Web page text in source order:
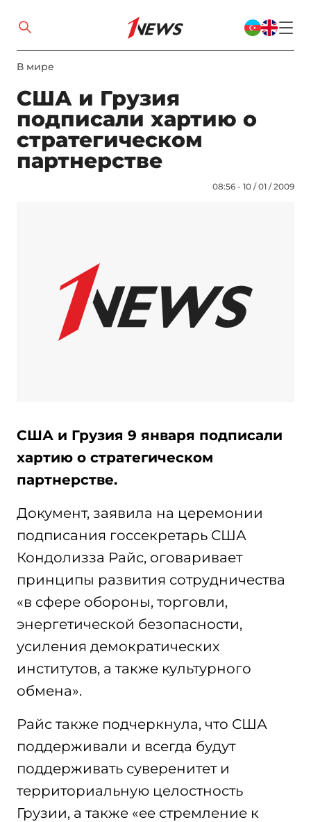
В мире
США и Грузия
подписали хартию о
стратегическом
партнерстве
08:56 - 10 / 01 / 2009
США и Грузия 9 января подписали
хартию о стратегическом
партнерстве.
Документ, заявила на церемонии
подписания госсекретарь США
Кондолизза Райс, оговаривает
принципы развития сотрудничества
«в сфере обороны, торговли,
энергетической безопасности,
усиления демократических
институтов, а также культурного
обмена».
Райс также подчеркнула, что США
поддерживали и всегда будут
поддерживать суверенитет и
территориальную целостность
Грузии, а также «ее стремление к